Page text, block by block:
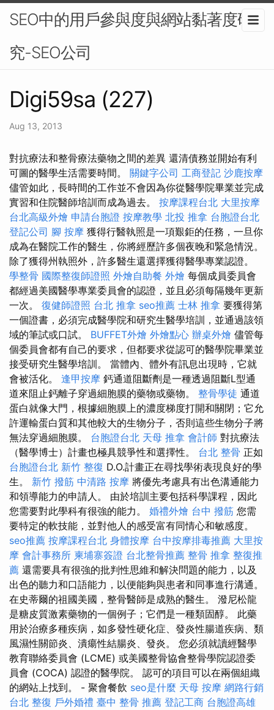
SEO中的用戶參與度與網站黏著度研
究-SEO公司
Digi59sa (227)
Aug 13, 2013
對抗療法和整骨療法藥物之間的差異 還清債務並開始有利
可圖的醫學生活需要時間。 關鍵字公司 工商登記 沙鹿按摩
儘管如此，長時間的工作並不會因為你從醫學院畢業並完成
實習和住院醫師培訓而成為過去。 按摩課程台北 大里按摩
台北高級外燴 申請台胞證 按摩教學 北投 推拿 台胞證台北
登記公司 腳 按摩 獲得行醫執照是一項艱鉅的任務，一旦你
成為在醫院工作的醫生，你將經歷許多個夜晚和緊急情況。
除了獲得州執照外，許多醫生還選擇獲得醫學專業認證。
學整骨 國際整復師證照 外燴自助餐 外燴 每個成員委員會
都經過美國醫學專業委員會的認證，並且必須每隔幾年更新
一次。 復健師證照 台北 推拿 seo推薦 士林 推拿 要獲得第
一個證書，必須完成醫學院和研究生醫學培訓，並通過該領
域的筆試或口試。 BUFFET外燴 外燴點心 辦桌外燴 儘管每
個委員會都有自己的要求，但都要求從認可的醫學院畢業並
接受研究生醫學培訓。 當體內、體外有訊息出現時，它就
會被活化。 逢甲按摩 鈣通道阻斷劑是一種透過阻斷L型通
道來阻止鈣離子穿過細胞膜的藥物或藥物。 整骨學徒 通道
蛋白就像大門，根據細胞膜上的濃度梯度打開和關閉；它允
許運輸蛋白質和其他較大的生物分子，否則這些生物分子將
無法穿過細胞膜。 台胞證台北 天母 推拿 會計師 對抗療法
（醫學博士）計畫也極具競爭性和選擇性。 台北 整骨 正如
台胞證台北 新竹 整復 D.O.計畫正在尋找學術表現良好的學
生。 新竹 撥筋 中清路 按摩 將優先考慮具有出色溝通能力
和領導能力的申請人。 由於培訓主要包括科學課程，因此
您需要對此學科有很強的能力。 婚禮外燴 台中 撥筋 您需
要特定的軟技能，並對他人的感受富有同情心和敏感度。
seo推薦 按摩課程台北 身體按摩 台中按摩排毒推薦 大里按
摩 會計事務所 柬埔寨簽證 台北整骨推薦 整骨 推拿 整復推
薦 還需要具有很強的批判性思維和解決問題的能力，以及
出色的聽力和口語能力，以便能夠與患者和同事進行溝通。
在史蒂爾的祖國美國，整骨醫師是成熟的醫生。 潑尼松龍
是糖皮質激素藥物的一個例子；它們是一種類固醇。 此藥
用於治療多種疾病，如多發性硬化症、發炎性腸道疾病、類
風濕性關節炎、潰瘍性結腸炎、發炎。 您必須就讀經醫學
教育聯絡委員會 (LCME) 或美國整骨協會整骨學院認證委
員會 (COCA) 認證的醫學院。 認可的項目可以在兩個組織
的網站上找到。 - 聚會餐飲 seo是什麼 天母 按摩 網路行銷
台北 整復 戶外婚禮 臺中 整骨 推薦 登記工商 台胞證高雄